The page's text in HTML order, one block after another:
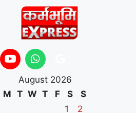
August 2026
M T W T F S
S
1
2